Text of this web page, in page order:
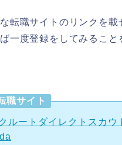
転職サイトのリンクを載
一度登録をしてみること
職サイト
ルートダイレクトスカウ